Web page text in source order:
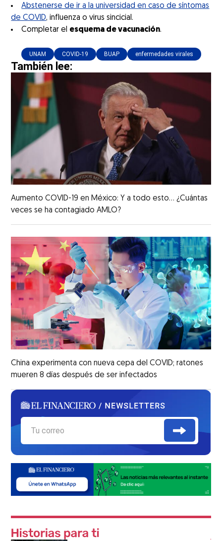
Abstenerse de ir a la universidad en caso de síntomas
de COVID, influenza o virus sincicial.
Completar el esquema de vacunación.
UNAM COVID-19 BUAP enfermedades virales
También lee:
Aumento COVID-19 en México: Y a todo esto... ¿Cuántas
veces se ha contagiado AMLO?
China experimenta con nueva cepa del COVID; ratones
mueren 8 días después de ser infectados